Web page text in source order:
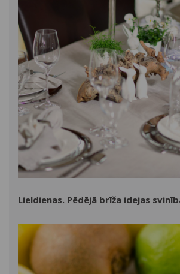
Lieldienas. Pēdējā brīža idejas